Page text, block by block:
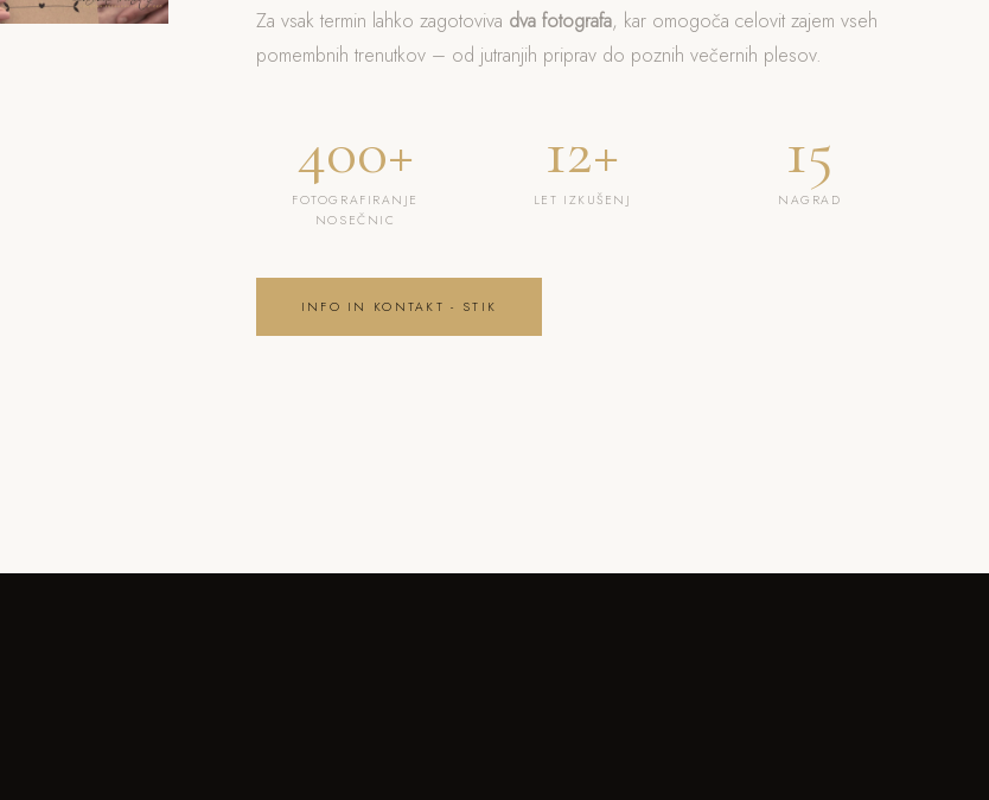
Za vsak termin lahko zagotoviva dva fotografa, kar omogoča celovit zajem vseh
pomembnih trenutkov – od jutranjih priprav do poznih večernih plesov.
400+
FOTOGRAFIRANJE
NOSEČNIC
12+
LET IZKUŠENJ
15
NAGRAD
INFO IN KONTAKT - STIK